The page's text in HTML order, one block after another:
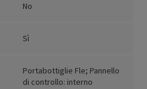
No
Sì
Portabottiglie Fle; Pannello
di controllo: interno